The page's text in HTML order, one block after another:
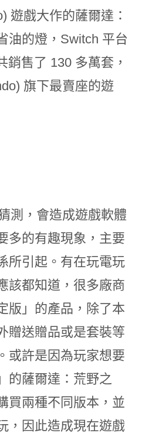
遊戲大作的薩爾達：
油的燈，Switch 平台
銷售了 130 多萬套，
旗下最賣座的遊
測，會造成遊戲軟體
多的有趣現象，主要
所引起。有在玩電玩
該都知道，很多廠商
版」的產品，除了本
贈送贈品或是套裝等
或許是因為玩家想要
的薩爾達：荒野之
買兩種不同版本，並
，因此造成現在遊戲